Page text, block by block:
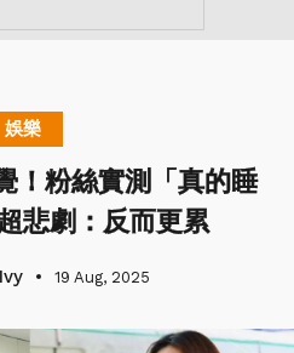
娛樂
！粉絲實測「真的睡
悲劇：反而更累
Ivy 19 Aug, 2025